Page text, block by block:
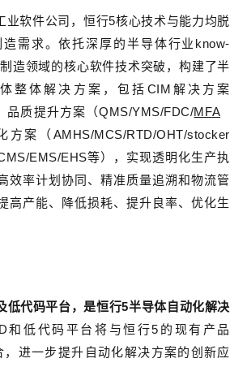
业软件公司，恒行5核心技术与能力均脱
需求。依托深厚的半导体行业know-
造领域的核心软件技术突破，构建了半
整体解决方案，包括CIM解决方案
品质提升方案（QMS/YMS/FDC/MFA
案（AMHS/MCS/RTD/OHT/stocker
EMS/EHS等），实现透明化生产执
效率计划协同、精准质量追溯和物流管
高产能、降低损耗、提升良率、优化生
低代码平台，是恒行5半导体自动化解决
和低代码平台将与恒行5的现有产品
进一步提升自动化解决方案的创新应